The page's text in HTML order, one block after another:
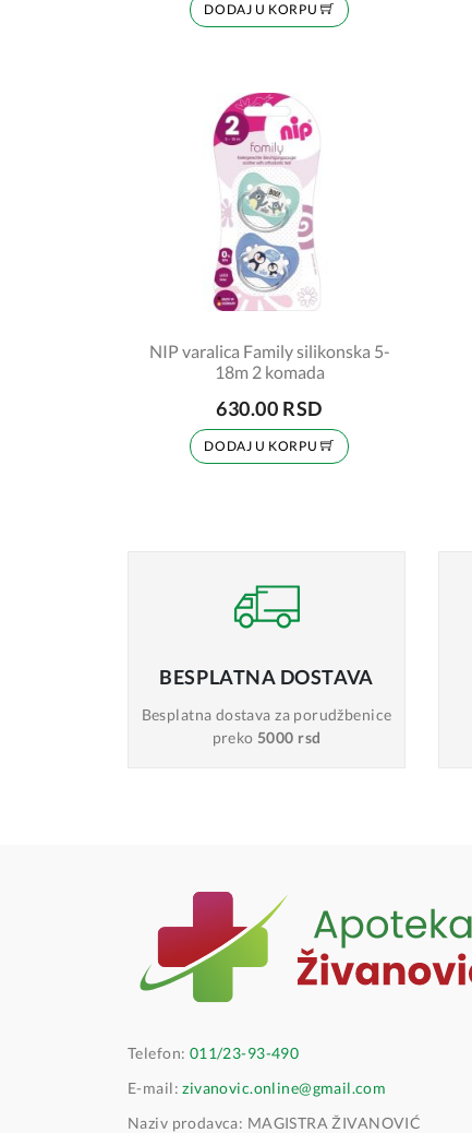
DODAJ U KORPU
NIP varalica Family silikonska 5-
18m 2 komada
630.00 RSD
DODAJ U KORPU
BESPLATNA DOSTAVA
Besplatna dostavaza porudžbenice
preko 5000 rsd
Telefon: 011/23-93-490
E-mail:zivanovic.online@gmail.com
Naziv prodavca: MAGISTRA ŽIVANOVIĆ